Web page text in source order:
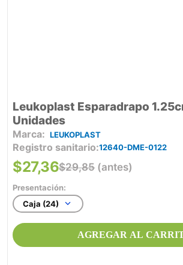
Leukoplast Esparadrapo
Unidades
LEUKOPLAST
Registro sanitario 12640-DME-0122
$29,85 (antes)
$27,36
Presentación:
Caja (24)
AGREGAR AL